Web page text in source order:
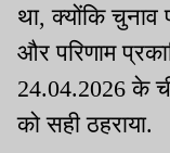
था, क्योंकि चुनाव
और परिणाम
24.04.2026 के
को सही ठहराया.